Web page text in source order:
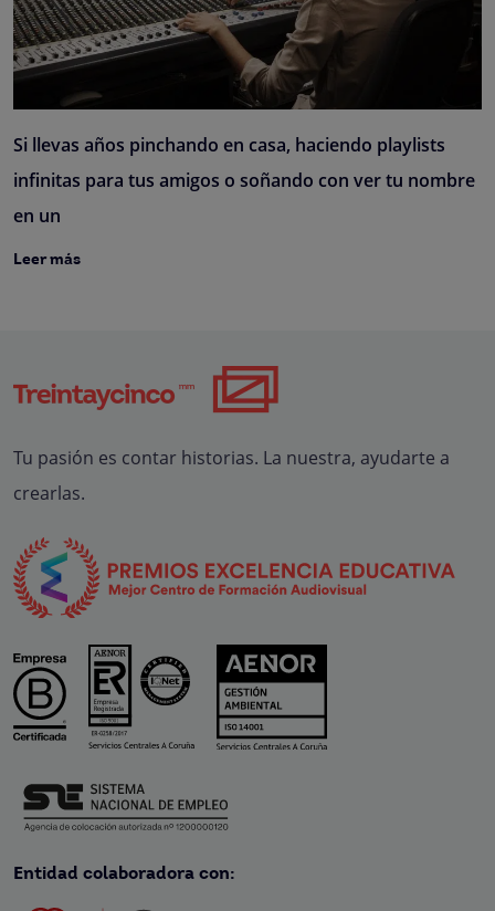
Si llevas años pinchando en casa, haciendo playlists
infinitas para tus amigos o soñando con ver tu nombre
en un
Leer más
Tu pasión es contar historias. La nuestra, ayudarte a
crearlas.
Entidad colaboradora con: